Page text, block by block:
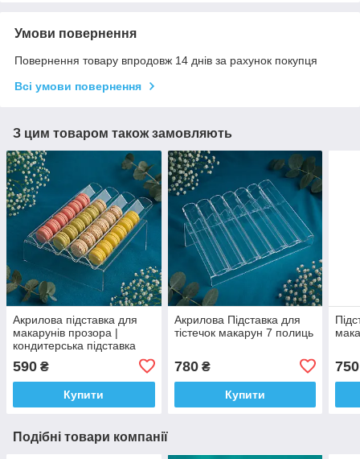
Умови повернення
Повернення товару впродовж 14 днів за рахунок покупця
Всі умови повернення
З цим товаром також замовляють
Акрилова підставка для
макарунів прозора |
кондитерська підставка
для десертів (300×145 мм
590 ₴
Купити
Акрилова Підставка для
тістечок макарун 7 полиць
780₴
Купити
750
Подібні товари компанії